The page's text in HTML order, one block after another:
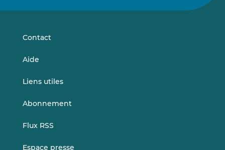
sursur
Contact
Aide
Liens utiles
Abonnement
Flux RSS
Espace presse